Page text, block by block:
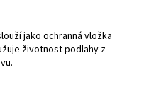
jako ochranná vložka
životnost podlahy z